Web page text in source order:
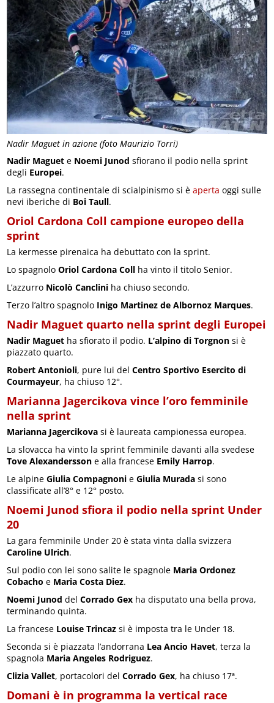
Nadir Maguet in azione (foto Maurizio Torri)
Nadir Maguet e Noemi Junod sfiorano il podio nella sprint
degli Europei.
La rassegna continentale di scialpinismo si èaperta oggi sulle
nevi iberiche di Boi Taull.
Oriol Cardona Coll campione europeo della
sprint
La kermesse pirenaica ha debuttato con la sprint.
Lo spagnoloOriol Cardona Coll ha vinto il titolo Senior.
L’azzurro Nicolò Canclini ha chiuso secondo.
Terzo l’altro spagnolo Inigo Martinez de Albornoz Marques.
Nadir Maguet quarto nella sprint degli Europei
Nadir Maguet ha sfiorato il podio. L’alpino di Torgnon si è
piazzato quarto.
Robert Antonioli, pure lui delCentro Sportivo Esercito di
Courmayeur, ha chiuso 12°.
Marianna Jagercikova vince l’oro femminile
nella sprint
Marianna Jagercikova si è laureata campionessa europea.
La slovacca ha vinto la sprint femminile davanti alla svedese
Tove Alexandersson e alla francese Emily Harrop.
Le alpineGiulia Compagnoni eGiulia Murada si sono
classificate all’8° e 12° posto.
Noemi Junod sfiora il podio nella sprint Under
20
La gara femminile Under 20 è stata vinta dalla svizzera
Caroline Ulrich.
Sul podio con lei sono salite le spagnole Maria Ordonez
Cobacho e Maria Costa Diez.
Noemi Junod delCorrado Gex ha disputato una bella prova,
terminando quinta.
La francese Louise Trincaz si è imposta tra le Under 18.
Seconda si è piazzata l’andorrana Lea Ancio Havet, terza la
spagnola Maria Angeles Rodriguez.
Clizia Vallet, portacolori delCorrado Gex, ha chiuso 17ª.
Domani è in programma la vertical race